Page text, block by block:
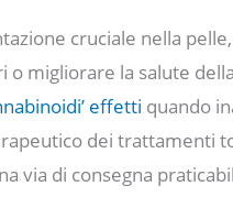
cruciale nella
migliorare la salute
effetti quando
dei trattamenti
via di consegna